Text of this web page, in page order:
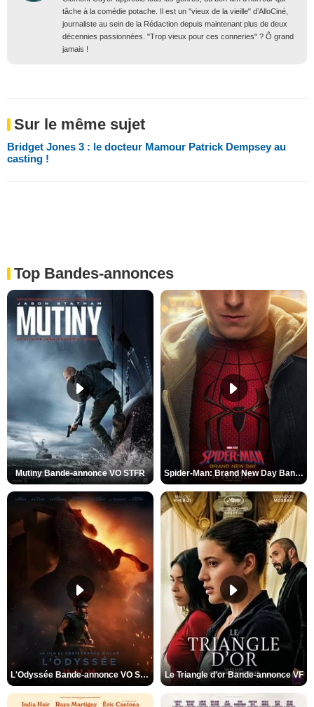
tâche à la comédie potache. Il est un "vieux de la vieille" d’AlloCiné,
journaliste au sein de la Rédaction depuis maintenant plus de deux
décennies passionnées. "Trop vieux pour ces conneries" ? Ô grand
jamais !
Sur le même sujet
Bridget Jones 3 : le docteur Mamour Patrick Dempsey au
casting !
Top Bandes-annonces
Mutiny Bande-annonce VO STFR Spider-Man: Brand New Day Bande-annonce VO STFR
L'Odyssée Bande-annonce VO STFR Le Triangle d'or Bande-annonce VF